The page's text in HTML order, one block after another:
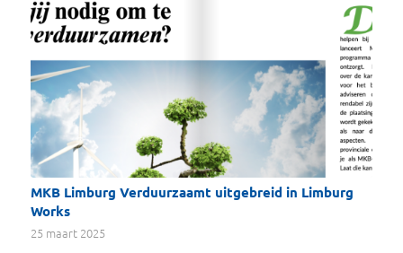
MKB Limburg Verduurzaamt uitgebreid in Limburg
Works
25 maart 2025